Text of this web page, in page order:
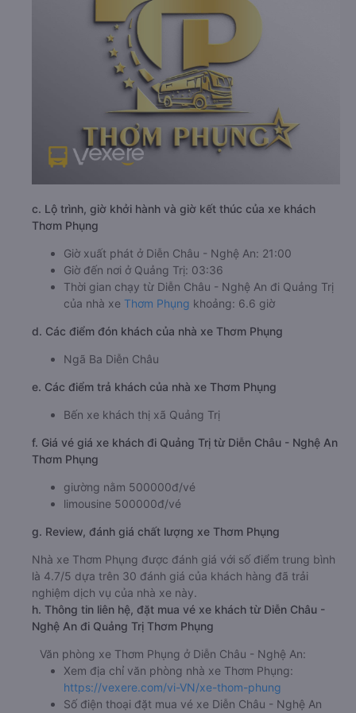
c. Lộ trình, giờ khởi hành và giờ kết thúc của xe khách
Thơm Phụng
Giờ xuất phát ở Diễn Châu - Nghệ An: 21:00
Giờ đến nơi ở Quảng Trị: 03:36
Thời gian chạy từ Diễn Châu - Nghệ An đi Quảng Trị
của nhà xe Thơm Phụng khoảng: 6.6 giờ
d. Các điểm đón khách của nhà xe Thơm Phụng
Ngã Ba Diễn Châu
e. Các điểm trả khách của nhà xe Thơm Phụng
Bến xe khách thị xã Quảng Trị
f. Giá vé giá xe khách đi Quảng Trị từ Diễn Châu - Nghệ An
Thơm Phụng
giường nằm 500000đ/vé
limousine 500000đ/vé
g. Review, đánh giá chất lượng xe Thơm Phụng
Nhà xe Thơm Phụng được đánh giá với số điểm trung bình
là 4.7/5 dựa trên 30 đánh giá của khách hàng đã trải
nghiệm dịch vụ của nhà xe này.
h. Thông tin liên hệ, đặt mua vé xe khách từ Diễn Châu -
Nghệ An đi Quảng Trị Thơm Phụng
Văn phòng xe Thơm Phụng ở Diễn Châu - Nghệ An:
Xem địa chỉ văn phòng nhà xe Thơm Phụng:
https://vexere.com/vi-VN/xe-thom-phung
Số điện thoại đặt mua vé xe Diễn Châu - Nghệ An